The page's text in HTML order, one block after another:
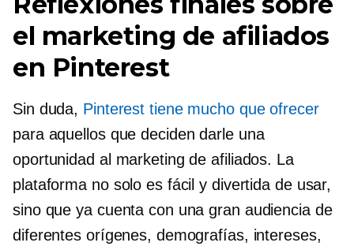
el marketing de afiliados
en Pinterest
Sin duda, Pinterest tiene mucho que ofrecer
para aquellos que deciden darle una
oportunidad al marketing de afiliados. La
plataforma no solo es fácil y divertida de usar,
sino que ya cuenta con una gran audiencia de
diferentes orígenes, demografías, intereses,